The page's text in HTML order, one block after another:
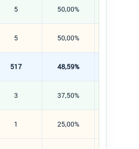
5 50,00%
5 50,00%
517 48,59%
3 37,50%
1 25,00%